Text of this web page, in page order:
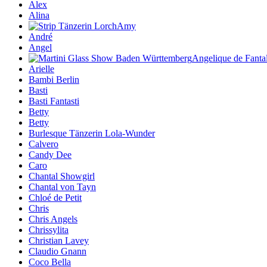
Alex
Alina
Amy
André
Angel
Angelique de
Arielle
Bambi Berlin
Basti
Basti Fantasti
Betty
Betty
Burlesque Tänzerin Lola-Wunder
Calvero
Candy Dee
Caro
Chantal Showgirl
Chantal von Tayn
Chloé de Petit
Chris
Chris Angels
Chrissylita
Christian Lavey
Claudio Gnann
Coco Bella